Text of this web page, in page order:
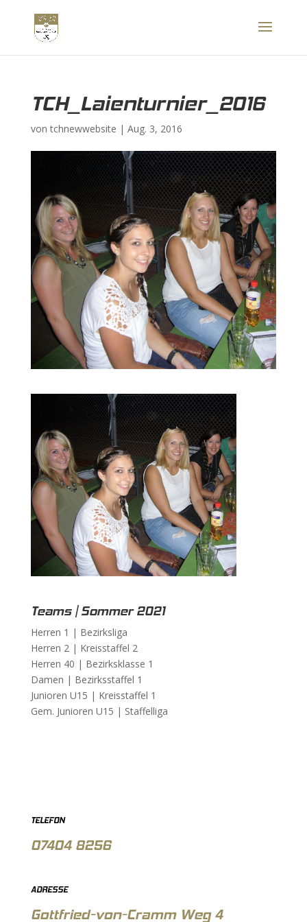
TCH_Laienturnier_2016
vontchnewwebsite | Aug. 3, 2016
Teams | Sommer 2021
Herren 1 | Bezirksliga
Herren 2 | Kreisstaffel 2
Herren 40 | Bezirksklasse 1
Damen | Bezirksstaffel 1
Junioren U15 | Kreisstaffel 1
Gem. Junioren U15 | Staffelliga
TELEFON
07404 8256
ADRESSE
Gottfried-von-Cramm Weg 4